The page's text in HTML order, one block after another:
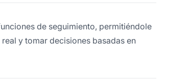
de seguimiento, permitiéndole
y tomar decisiones basadas en